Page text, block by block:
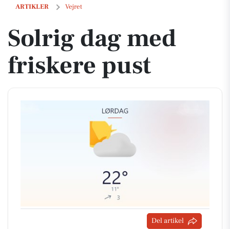
ARTIKLER Vejret
Solrig dag med friskere pust
Solrig dag med
friskere pust
Del artikel